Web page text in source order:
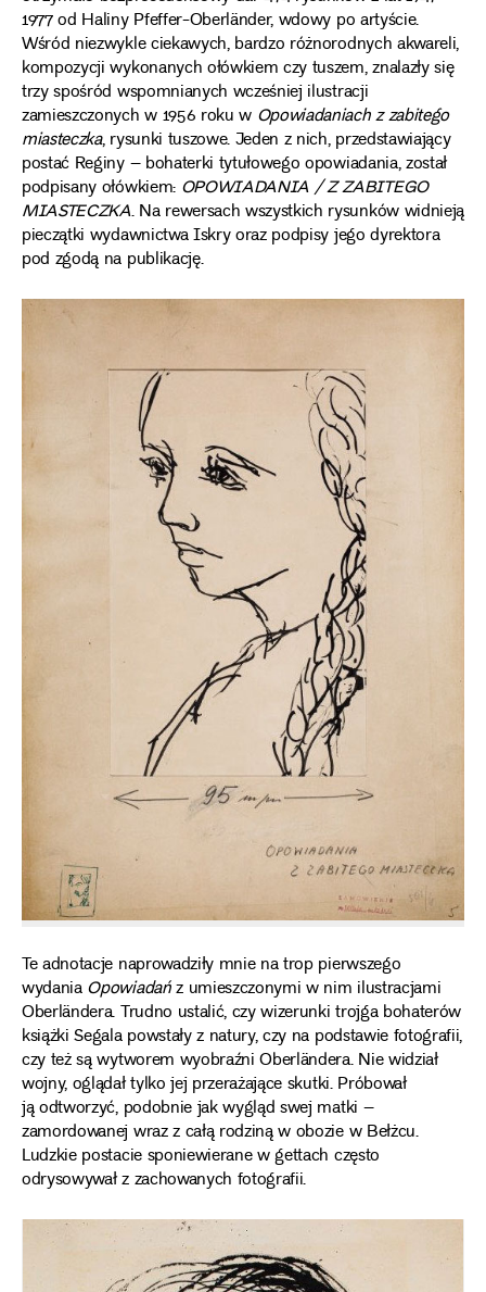
1977 od Haliny Pfeffer-Oberländer, wdowy po artyście.
Wśród niezwykle ciekawych, bardzo różnorodnych akwareli,
kompozycji wykonanych ołówkiem czy tuszem, znalazły się
trzy spośród wspomnianych wcześniej ilustracji
zamieszczonych w 1956 roku w Opowiadaniach z zabitego
miasteczka, rysunki tuszowe. Jeden z nich, przedstawiający
postać Reginy – bohaterki tytułowego opowiadania, został
podpisany ołówkiem: OPOWIADANIA / Z ZABITEGO
MIASTECZKA. Na rewersach wszystkich rysunków widnieją
pieczątki wydawnictwa Iskry oraz podpisy jego dyrektora
pod zgodą na publikację.
Te adnotacje naprowadziły mnie na trop pierwszego
wydaniaOpowiadańz umieszczonymi w nim ilustracjami
Oberländera. Trudno ustalić, czy wizerunki trojga bohaterów
książki Segala powstały z natury, czy na podstawie fotografii,
czy też są wytworem wyobraźni Oberländera. Nie widział
wojny, oglądał tylko jej przerażające skutki. Próbował
ją odtworzyć, podobnie jak wygląd swej matki –
zamordowanej wraz z całą rodziną w obozie w Bełżcu.
Ludzkie postacie sponiewierane w gettach często
odrysowywał z zachowanych fotografii.